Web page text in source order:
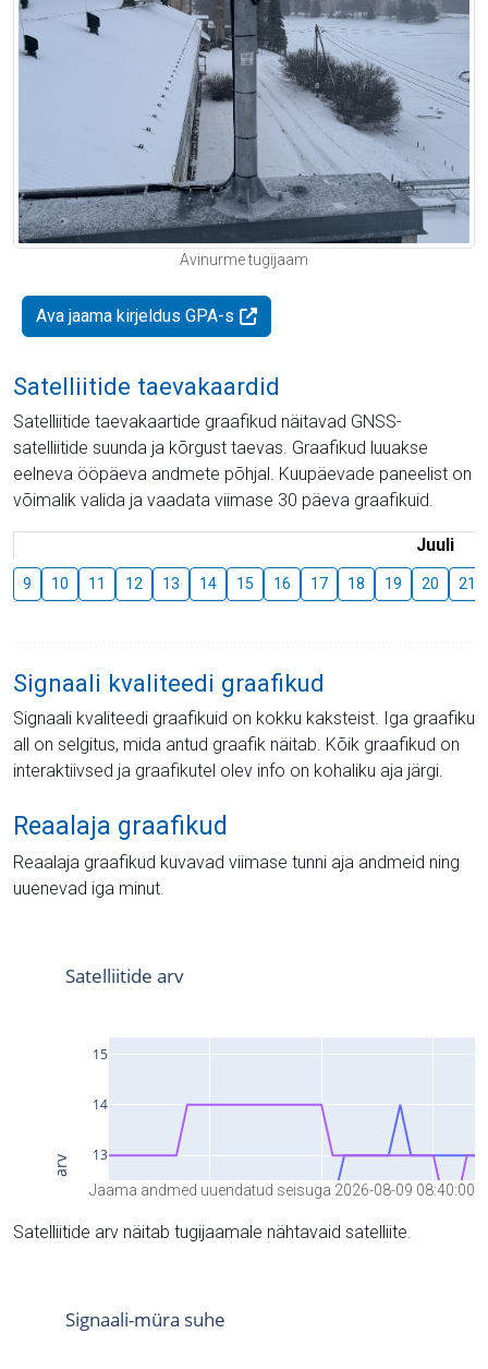
Avinurme tugijaam
Ava jaama kirjeldus GPA-s
Satelliitide taevakaardid
Satelliitide taevakaartide graafikud näitavad GNSS-
satelliitide suunda ja kõrgust taevas. Graafikud luuakse
eelneva ööpäeva andmete põhjal. Kuupäevade paneelist on
võimalik valida ja vaadata viimase 30 päeva graafikuid.
Juuli
9 10 11 12 13 14 15 16 17 18 19 20 21
Signaali kvaliteedi graafikud
Signaali kvaliteedi graafikuid on kokku kaksteist. Iga graafiku
all on selgitus, mida antud graafik näitab. Kõik graafikud on
interaktiivsed ja graafikutel olev info on kohaliku aja järgi.
Reaalaja graafikud
Reaalaja graafikud kuvavad viimase tunni aja andmeid ning
uuenevad iga minut.
Jaama andmed uuendatud seisuga 2026-08-09 08:40:00
Satelliitide arv näitab tugijaamale nähtavaid satelliite.